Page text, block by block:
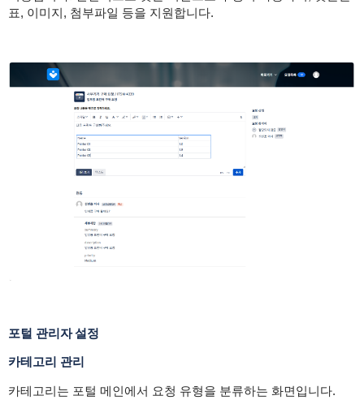
표, 이미지, 첨부파일 등을 지원합니다.
포털 관리자 설정
카테고리 관리
카테고리는 포털 메인에서 요청 유형을 분류하는 화면입니다.